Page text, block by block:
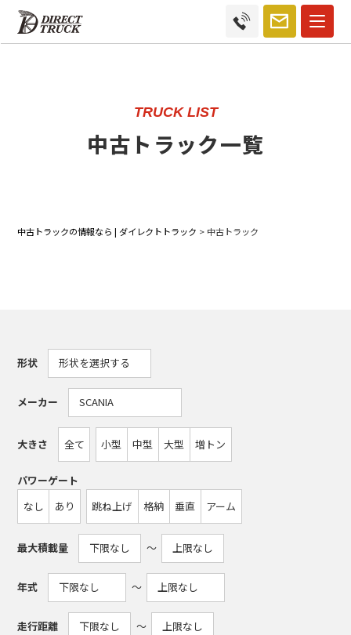
TRUCK LIST
中古トラック一覧
中古トラックの情報なら | ダイレクトトラック > 中古トラック
形状
メーカー
大きさ 全て 小型 中型 大型 増トン
パワーゲート
なし
あり 跳ね上げ 格納 垂直 アーム
最大積載量 〜
年式 〜
走行距離 〜